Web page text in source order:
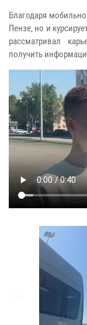
Благодаря
Пензе, но и
рассматривал
получить